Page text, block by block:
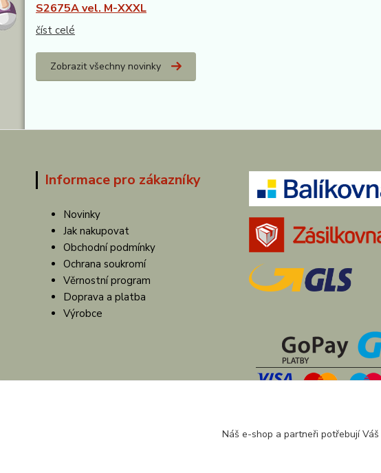
S2675A vel. M-XXXL
číst celé
Zobrazit všechny novinky
Informace pro zákazníky
Novinky
Jak nakupovat
Obchodní podmínky
Ochrana soukromí
Věrnostní program
Doprava a platba
Výrobce
Náš e-shop a partneři potřebují Váš